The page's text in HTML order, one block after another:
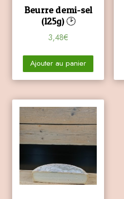
Beurre demi-sel
(125g) 🕑
3,48€
Ajouter au panier